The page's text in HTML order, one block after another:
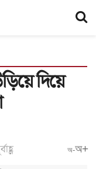
দিয়ে
অ-অ+